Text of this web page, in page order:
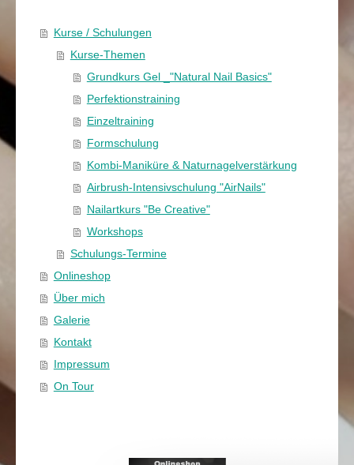
Kurse / Schulungen
Kurse-Themen
Grundkurs Gel _"Natural Nail Basics"
Perfektionstraining
Einzeltraining
Formschulung
Kombi-Maniküre & Naturnagelverstärkung
Airbrush-Intensivschulung "AirNails"
Nailartkurs "Be Creative"
Workshops
Schulungs-Termine
Onlineshop
Über mich
Galerie
Kontakt
Impressum
On Tour